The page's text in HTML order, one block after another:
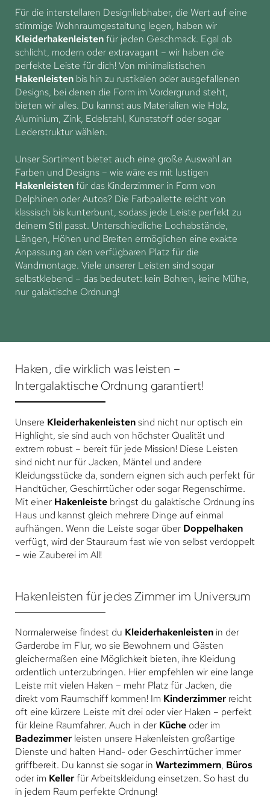
Für die interstellaren Designliebhaber, die Wert auf eine
stimmige Wohnraumgestaltung legen, haben wir
Kleiderhakenleistenfür jeden Geschmack. Egal ob
schlicht, modern oder extravagant – wir haben die
perfekte Leiste für dich! Von minimalistischen
Hakenleisten bis hin zu rustikalen oder ausgefallenen
Designs, bei denen die Form im Vordergrund steht,
bieten wir alles. Du kannst aus Materialien wie Holz,
Aluminium, Zink, Edelstahl, Kunststoff oder sogar
Lederstruktur wählen.
Unser Sortiment bietet auch eine große Auswahl an
Farben und Designs – wie wäre es mit lustigen
Hakenleistenfür das Kinderzimmer in Form von
Delphinen oder Autos? Die Farbpallette reicht von
klassisch bis kunterbunt, sodass jede Leiste perfekt zu
deinem Stil passt. Unterschiedliche Lochabstände,
Längen, Höhen und Breiten ermöglichen eine exakte
Anpassung an den verfügbaren Platz für die
Wandmontage. Viele unserer Leisten sind sogar
selbstklebend – das bedeutet: kein Bohren, keine Mühe,
nur galaktische Ordnung!
Haken, die wirklich was leisten –
Intergalaktische Ordnung garantiert!
Unsere Kleiderhakenleistensind nicht nur optisch ein
Highlight, sie sind auch von höchster Qualität und
extrem robust – bereit für jede Mission! Diese Leisten
sind nicht nur für Jacken, Mäntel und andere
Kleidungsstücke da, sondern eignen sich auch perfekt für
Handtücher, Geschirrtücher oder sogar Regenschirme.
Mit einer Hakenleiste bringst du galaktische Ordnung ins
Haus und kannst gleich mehrere Dinge auf einmal
aufhängen. Wenn die Leiste sogar über Doppelhaken
verfügt, wird der Stauraum fast wie von selbst verdoppelt
– wie Zauberei im All!
Hakenleisten für jedes Zimmer im Universum
Normalerweise findest du Kleiderhakenleisten in der
Garderobe im Flur, wo sie Bewohnern und Gästen
gleichermaßen eine Möglichkeit bieten, ihre Kleidung
ordentlich unterzubringen. Hier empfehlen wir eine lange
Leiste mit vielen Haken – mehr Platz für Jacken, die
direkt vom Raumschiff kommen! Im Kinderzimmerreicht
oft eine kürzere Leiste mit drei oder vier Haken – perfekt
für kleine Raumfahrer. Auch in der Küche oder im
Badezimmerleisten unsere Hakenleisten großartige
Dienste und halten Hand- oder Geschirrtücher immer
griffbereit. Du kannst sie sogar in Wartezimmern, Büros
oder im Kellerfür Arbeitskleidung einsetzen. So hast du
in jedem Raum perfekte Ordnung!